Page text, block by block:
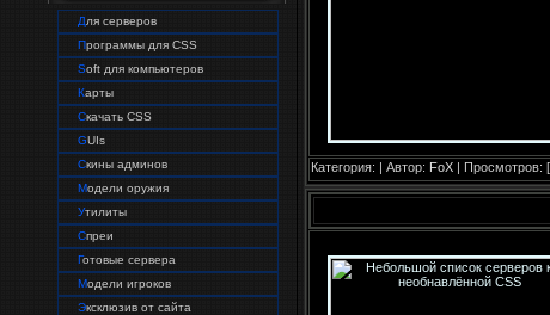
Для серверов
Программы для CSS
Soft для компьютеров
Карты
Скачать CSS
GUIs
Скины админов
Модели оружия
Утилиты
Спреи
Готовые сервера
Модели игроков
Эксклюзив от сайта
Категория: | Автор: FoX | Просмотров: [